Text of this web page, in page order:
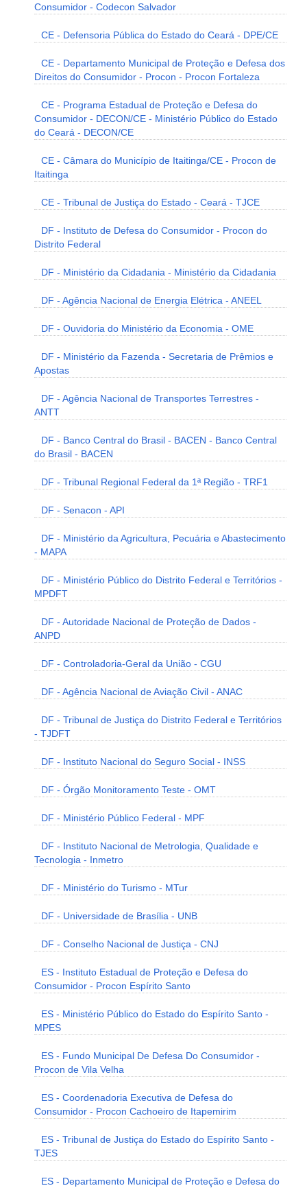
Consumidor - Codecon Salvador
CE - Defensoria Pública do Estado do Ceará - DPE/CE
CE - Departamento Municipal de Proteção e Defesa dos
Direitos do Consumidor - Procon - Procon Fortaleza
CE - Programa Estadual de Proteção e Defesa do
Consumidor - DECON/CE - Ministério Público do Estado
do Ceará - DECON/CE
CE - Câmara do Município de Itaitinga/CE - Procon de
Itaitinga
CE - Tribunal de Justiça do Estado - Ceará - TJCE
DF - Instituto de Defesa do Consumidor - Procon do
Distrito Federal
DF - Ministério da Cidadania - Ministério da Cidadania
DF - Agência Nacional de Energia Elétrica - ANEEL
DF - Ouvidoria do Ministério da Economia - OME
DF - Ministério da Fazenda - Secretaria de Prêmios e
Apostas
DF - Agência Nacional de Transportes Terrestres -
ANTT
DF - Banco Central do Brasil - BACEN - Banco Central
do Brasil - BACEN
DF - Tribunal Regional Federal da 1ª Região - TRF1
DF - Senacon - API
DF - Ministério da Agricultura, Pecuária e Abastecimento
- MAPA
DF - Ministério Público do Distrito Federal e Territórios -
MPDFT
DF - Autoridade Nacional de Proteção de Dados -
ANPD
DF - Controladoria-Geral da União - CGU
DF - Agência Nacional de Aviação Civil - ANAC
DF - Tribunal de Justiça do Distrito Federal e Territórios
- TJDFT
DF - Instituto Nacional do Seguro Social - INSS
DF - Órgão Monitoramento Teste - OMT
DF - Ministério Público Federal - MPF
DF - Instituto Nacional de Metrologia, Qualidade e
Tecnologia - Inmetro
DF - Ministério do Turismo - MTur
DF - Universidade de Brasília - UNB
DF - Conselho Nacional de Justiça - CNJ
ES - Instituto Estadual de Proteção e Defesa do
Consumidor - Procon Espírito Santo
ES - Ministério Público do Estado do Espírito Santo -
MPES
ES - Fundo Municipal De Defesa Do Consumidor -
Procon de Vila Velha
ES - Coordenadoria Executiva de Defesa do
Consumidor - Procon Cachoeiro de Itapemirim
ES - Tribunal de Justiça do Estado do Espírito Santo -
TJES
ES - Departamento Municipal de Proteção e Defesa do